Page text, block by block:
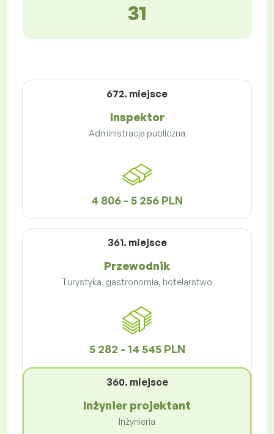
31
672. miejsce
Inspektor
Administracja publiczna
4 806 - 5 256 PLN
361. miejsce
Przewodnik
Turystyka, gastronomia, hotelarstwo
5 282 - 14 545 PLN
360. miejsce
Inżynier projektant
Inżynieria